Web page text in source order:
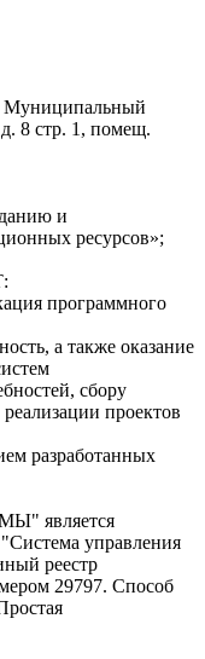
Муниципальный
8 стр. 1, помещ.
и
ресурсов»;
программного
а также оказание
сбору
проектов
разработанных
является
управления
реестр
29797. Cпособ